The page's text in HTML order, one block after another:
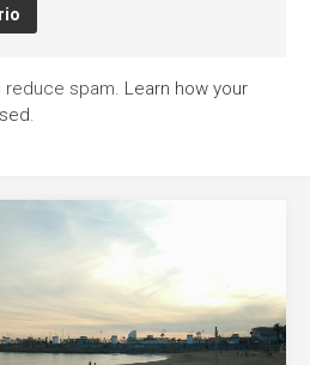
reduce spam. Learn how your
.